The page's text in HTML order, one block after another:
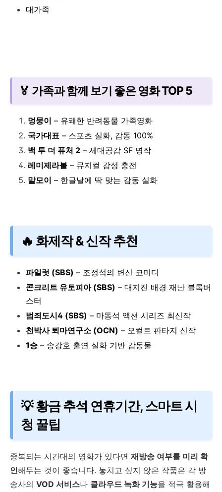
대가족
🏅 가족과 함께 보기 좋은 영화 TOP 5
멍뭉이 – 유쾌한 반려동물 가족영화
국가대표 – 스포츠 실화, 감동 100%
백 투 더 퓨처 2 – 세대공감 SF 명작
레미제라블 – 뮤지컬 감성 충전
말모이 – 한글날에 딱 맞는 감동 실화
🔥 화제작 & 신작 추천
파일럿 (SBS) – 조정석의 변신 코미디
콘크리트 유토피아 (SBS) – 대지진 배경 재난 블록버
스터
범죄도시4 (SBS) – 마동석 액션 시리즈 최신작
천박사 퇴마연구소 (OCN) – 오컬트 판타지 신작
1승 – 송강호 출연 실화 기반 감동물
💡 황금 추석 연휴기간, 스마트 시
청 꿀팁
중복되는 시간대의 영화가 있다면 재방송 여부를 미리 확
인해두는 것이 좋습니다. 놓치고 싶지 않은 작품은 각 방
송사의 VOD 서비스나 클라우드 녹화 기능을 적극 활용해